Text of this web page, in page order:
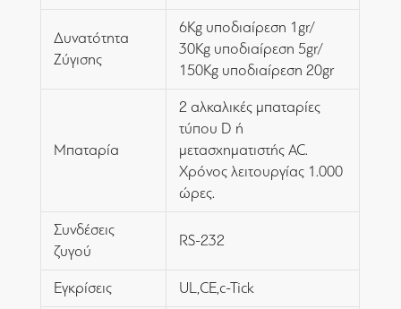
Δυνατότητα
Ζύγισης
6Kg υποδιαίρεση 1gr/
30Kg υποδιαίρεση 5gr/
150Kg υποδιαίρεση 20gr
Μπαταρία
2 αλκαλικές μπαταρίες
τύπου D ή
μετασχηματιστής AC.
Χρόνος λειτουργίας 1.000
ώρες.
Συνδέσεις
ζυγού
RS-232
Εγκρίσεις UL,CE,c-Tick